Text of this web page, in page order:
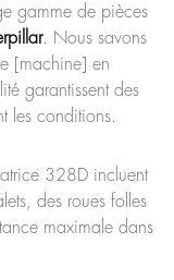
gamme de pièces
. Nous savons
[machine] en
garantissent des
les conditions.
328D incluent
des roues folles
maximale dans